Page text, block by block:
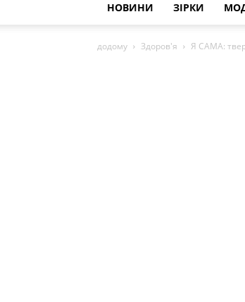
НОВИНИ ЗІРКИ
додому Здоров'я Я САМА: